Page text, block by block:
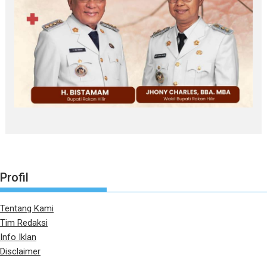
Profil
Tentang Kami
Tim Redaksi
Info Iklan
Disclaimer